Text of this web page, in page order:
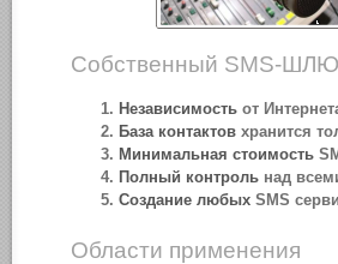
Собственный SMS-
Независимость от
База контактов хранится
Минимальная стоимость
Полный контроль над
Создание любых SMS
Области применения